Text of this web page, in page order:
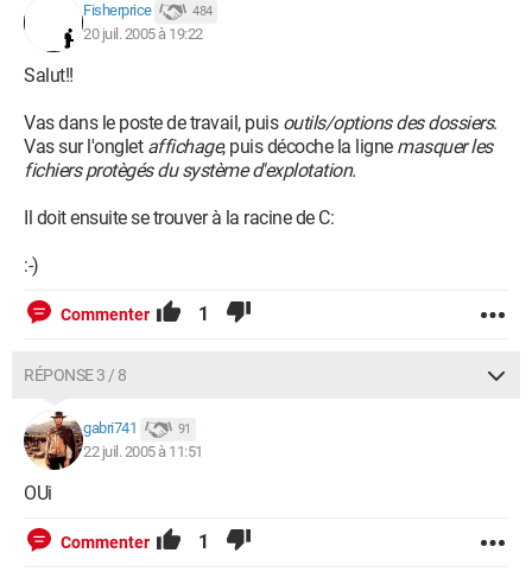
Fisherprice 484
20 juil. 2005 à 19:22
Salut!!
Vas dans le poste de travail, puis outils/options des dossiers.
Vas sur l'onglet affichage, puis décoche la ligne masquer les
fichiers protègés du système d'explotation.
Il doit ensuite se trouver à la racine de C:
:-)
Commenter 1
RÉPONSE 3 / 8
gabri741 91
22 juil. 2005 à 11:51
OUi
Commenter 1